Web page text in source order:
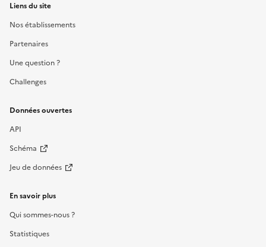
Liens du site
Nos établissements
Partenaires
Une question ?
Challenges
Données ouvertes
API
Schéma
Jeu de données
En savoir plus
Qui sommes-nous ?
Statistiques